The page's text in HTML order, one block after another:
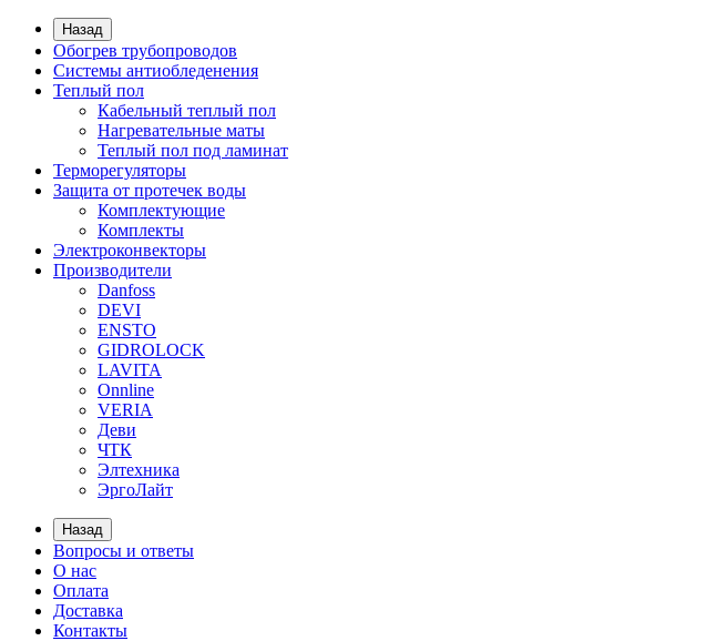
Назад
Обогрев трубопроводов
Системы антиобледенения
Теплый пол
Кабельный теплый пол
Нагревательные маты
Теплый пол под ламинат
Терморегуляторы
Защита от протечек воды
Комплектующие
Комплекты
Электроконвекторы
Производители
Danfoss
DEVI
ENSTO
GIDROLOCK
LAVITA
Onnline
VERIA
Деви
ЧТК
Элтехника
ЭргоЛайт
Назад
Вопросы и ответы
О нас
Оплата
Доставка
Контакты